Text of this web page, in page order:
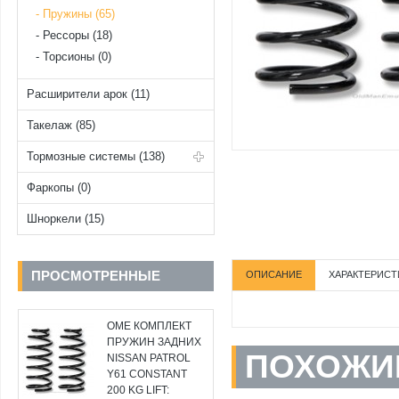
Пружины (65)
Рессоры (18)
Торсионы (0)
Расширители арок (11)
Такелаж (85)
Тормозные системы (138)
Фаркопы (0)
Шноркели (15)
ПРОСМОТРЕННЫЕ
OME КОМПЛЕКТ
ПРУЖИН ЗАДНИХ
NISSAN PATROL
Y61 CONSTANT
200 KG LIFT:
ОПИСАНИЕ